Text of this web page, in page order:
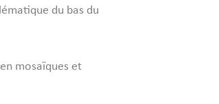
du bas du
mosaïques et